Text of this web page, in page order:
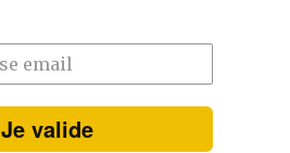
Je valide